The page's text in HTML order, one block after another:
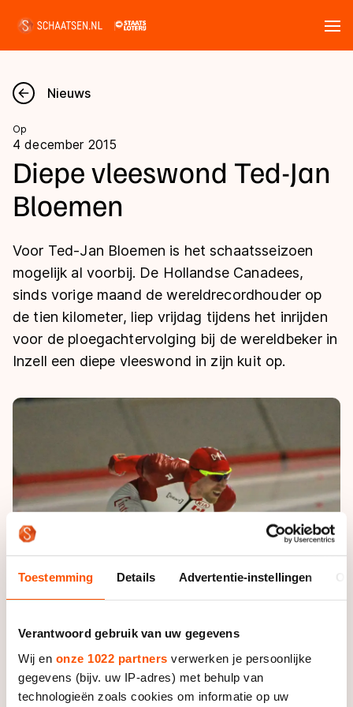
Toestemming Details Advertentie-instellingen
Verantwoord gebruik van uw gegevens
Wij en onze 1022 partners verwerken je persoonlijke
gegevens (bijv. uw IP-adres) met behulp van
technologieën zoals cookies om informatie op uw
Nieuws
Kalender
Disciplines
Langebaan
Shorttrack
Inlineskaten
Kunstschaatsen
Natuurijs
Uitslagen
Langebaan
Shorttrack
Marathon
Kunstschaatsen
Tijden & historie
Ranglijsten Langebaan
Persoonlijke records & tijden
Historie & statistiek
De weg op
Deze zomer de weg op
Waar kan ik schaatsen en skaten?
Schaatsfans
Evenementen
Tickets
Livestreams
Word schaatsfan!
Winacties
Olympische Spelen
Olympische Spelen
Medaille overzicht
Medaillespiegel
Olympische uitslagen
Nieuws
Op
4 december 2015
Diepe vleeswond Ted-Jan
Bloemen
Voor Ted-Jan Bloemen is het schaatsseizoen
mogelijk al voorbij. De Hollandse Canadees,
sinds vorige maand de wereldrecordhouder op
de tien kilometer, liep vrijdag tijdens het inrijden
voor de ploegachtervolging bij de wereldbeker in
Inzell een diepe vleeswond in zijn kuit op.